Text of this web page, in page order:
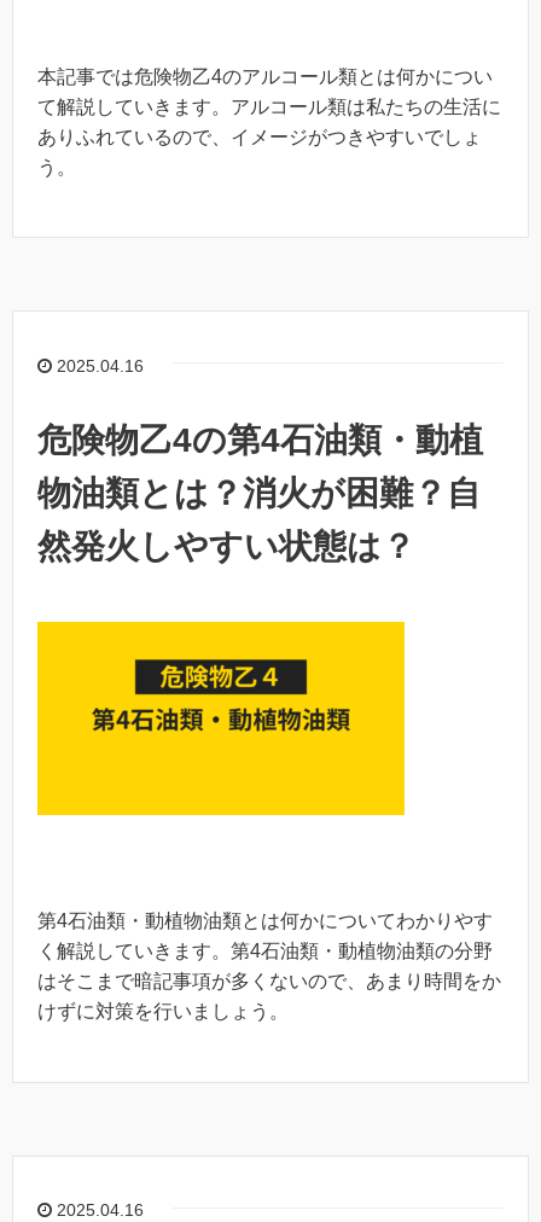
本記事では危険物乙4のアルコール類とは何かについ
て解説していきます。アルコール類は私たちの生活に
ありふれているので、イメージがつきやすいでしょ
う。
2025.04.16
危険物乙4の第4石油類・動植
物油類とは？消火が困難？自
然発火しやすい状態は？
第4石油類・動植物油類とは何かについてわかりやす
く解説していきます。第4石油類・動植物油類の分野
はそこまで暗記事項が多くないので、あまり時間をか
けずに対策を行いましょう。
2025.04.16